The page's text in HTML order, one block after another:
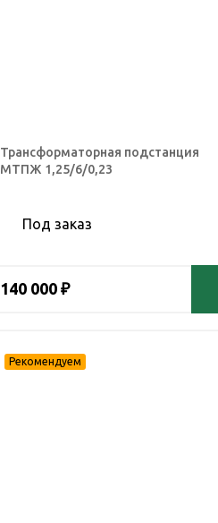
Трансформаторная подстанция
МТПЖ 1,25/6/0,23
Под заказ
140 000 ₽